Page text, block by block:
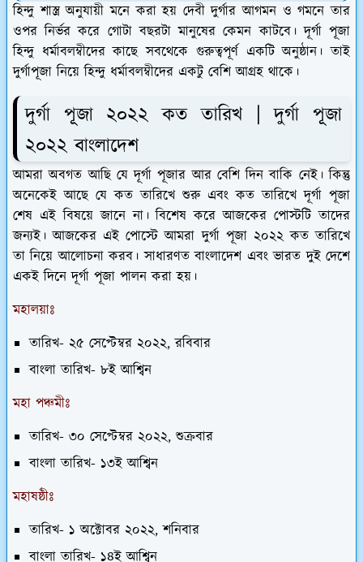
হিন্দু শাস্ত্র অনুযায়ী মনে করা হয় দেবী দুর্গার আগমন ও গমনে তার
ওপর নির্ভর করে গোটা বছরটা মানুষের কেমন কাটবে। দূর্গা পূজা
হিন্দু ধর্মাবলম্বীদের কাছে সবথেকে গুরুত্বপূর্ণ একটি অনুষ্ঠান। তাই
দুর্গাপূজা নিয়ে হিন্দু ধর্মাবলম্বীদের একটু বেশি আগ্রহ থাকে।
দুর্গা পূজা ২০২২ কত তারিখ | দুর্গা পূজা
২০২২ বাংলাদেশ
আমরা অবগত আছি যে দূর্গা পূজার আর বেশি দিন বাকি নেই। কিন্তু
অনেকেই আছে যে কত তারিখে শুরু এবং কত তারিখে দূর্গা পূজা
শেষ এই বিষয়ে জানে না। বিশেষ করে আজকের পোস্টটি তাদের
জন্যই। আজকের এই পোস্টে আমরা দুর্গা পূজা ২০২২ কত তারিখে
তা নিয়ে আলোচনা করব। সাধারণত বাংলাদেশ এবং ভারত দুই দেশে
একই দিনে দূর্গা পূজা পালন করা হয়।
মহালয়াঃ
তারিখ- ২৫ সেপ্টেম্বর ২০২২, রবিবার
বাংলা তারিখ- ৮ই আশ্বিন
মহা পঞ্চমীঃ
তারিখ- ৩০ সেপ্টেম্বর ২০২২, শুক্রবার
বাংলা তারিখ- ১৩ই আশ্বিন
মহাষষ্ঠীঃ
তারিখ- ১ অক্টোবর ২০২২, শনিবার
বাংলা তারিখ- ১৪ই আশ্বিন